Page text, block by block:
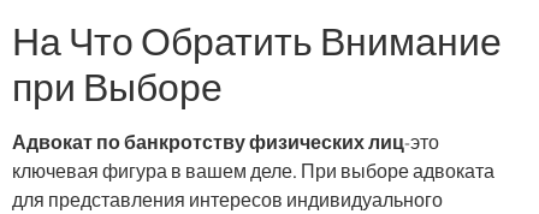
На Что Обратить Внимание
при Выборе
Адвокат по банкротству физических лиц-это
ключевая фигура в вашем деле. При выборе адвоката
для представления интересов индивидуального